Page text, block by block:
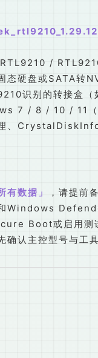
/
态硬盘或SATA转
识别的转接盒
7 / 8 / 10 / 11（
、
有数据
，请提前
Windows
Boot或启用测
确认主控型号与工